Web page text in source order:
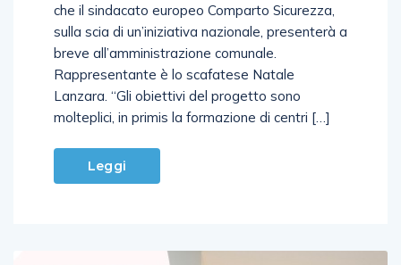
che il sindacato europeo Comparto Sicurezza,
sulla scia di un’iniziativa nazionale, presenterà a
breve all’amministrazione comunale.
Rappresentante è lo scafatese Natale
Lanzara. “Gli obiettivi del progetto sono
molteplici, in primis la formazione di centri […]
Leggi